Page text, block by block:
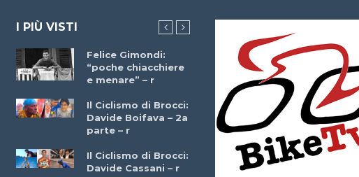
I PIÙ VISTI
Felice Gimondi:
“poche chiacchiere
e menare” – r
Il Ciclismo di Brocci:
Davide Boifava – 2a
parte – r
Il Ciclismo di Brocci:
Davide Cassani – r
Brocci Incontra
Giuseppe Martinelli
– r
Che cos’è il
triathlon? Con
Simone Diamantini
– r